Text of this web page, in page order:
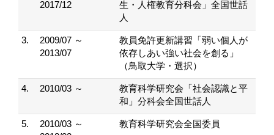
2017/12
生・人権教育分科会」全国世話
人
3.
2009/07 ～
2013/07
教員免許更新講習「弱い個人が
依存しあい強い社会を創る」
（鳥取大学・選択）
4. 2010/03 ～
教育科学研究会「社会認識と平
和」分科会全国世話人
5.
2010/03 ～
教育科学研究会全国委員